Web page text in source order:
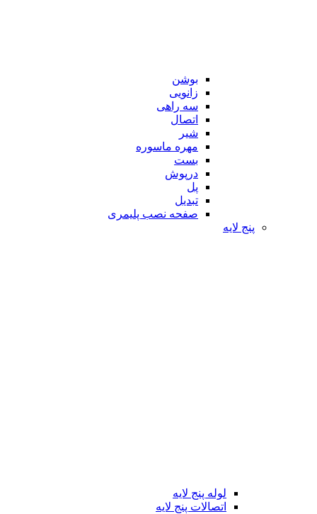
بوشن
زانویی
سه راهی
اتصال
شیر
مهره ماسوره
بست
درپوش
پل
تبدیل
صفحه نصب پلیمری
پنج لایه
لوله پنج لایه
اتصالات پنج لایه